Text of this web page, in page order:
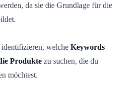
da sie die Grundlage für die
welche Keywords
Produkte zu suchen, die du
möchtest.